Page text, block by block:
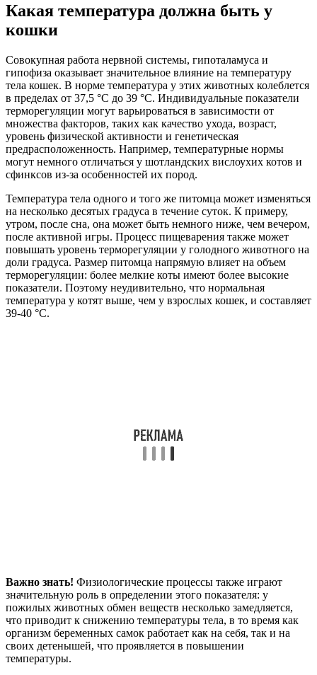
Какая температура должна быть у
кошки
Совокупная работа нервной системы, гипоталамуса и
гипофиза оказывает значительное влияние на температуру
тела кошек. В норме температура у этих животных колеблется
в пределах от 37,5 °C до 39 °C. Индивидуальные показатели
терморегуляции могут варьироваться в зависимости от
множества факторов, таких как качество ухода, возраст,
уровень физической активности и генетическая
предрасположенность. Например, температурные нормы
могут немного отличаться у шотландских вислоухих котов и
сфинксов из-за особенностей их пород.
Температура тела одного и того же питомца может изменяться
на несколько десятых градуса в течение суток. К примеру,
утром, после сна, она может быть немного ниже, чем вечером,
после активной игры. Процесс пищеварения также может
повышать уровень терморегуляции у голодного животного на
доли градуса. Размер питомца напрямую влияет на объем
терморегуляции: более мелкие коты имеют более высокие
показатели. Поэтому неудивительно, что нормальная
температура у котят выше, чем у взрослых кошек, и составляет
39-40 °C.
Важно знать! Физиологические процессы также играют
значительную роль в определении этого показателя: у
пожилых животных обмен веществ несколько замедляется,
что приводит к снижению температуры тела, в то время как
организм беременных самок работает как на себя, так и на
своих детенышей, что проявляется в повышении
температуры.